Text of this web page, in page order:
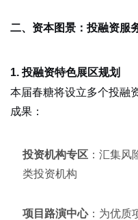
二、资本图景：投融资服
1. 投融资特色展区规划
本届春糖将设立多个投融
成果：
投资机构专区 ：汇集
类投资机构
项目路演中心：为优质